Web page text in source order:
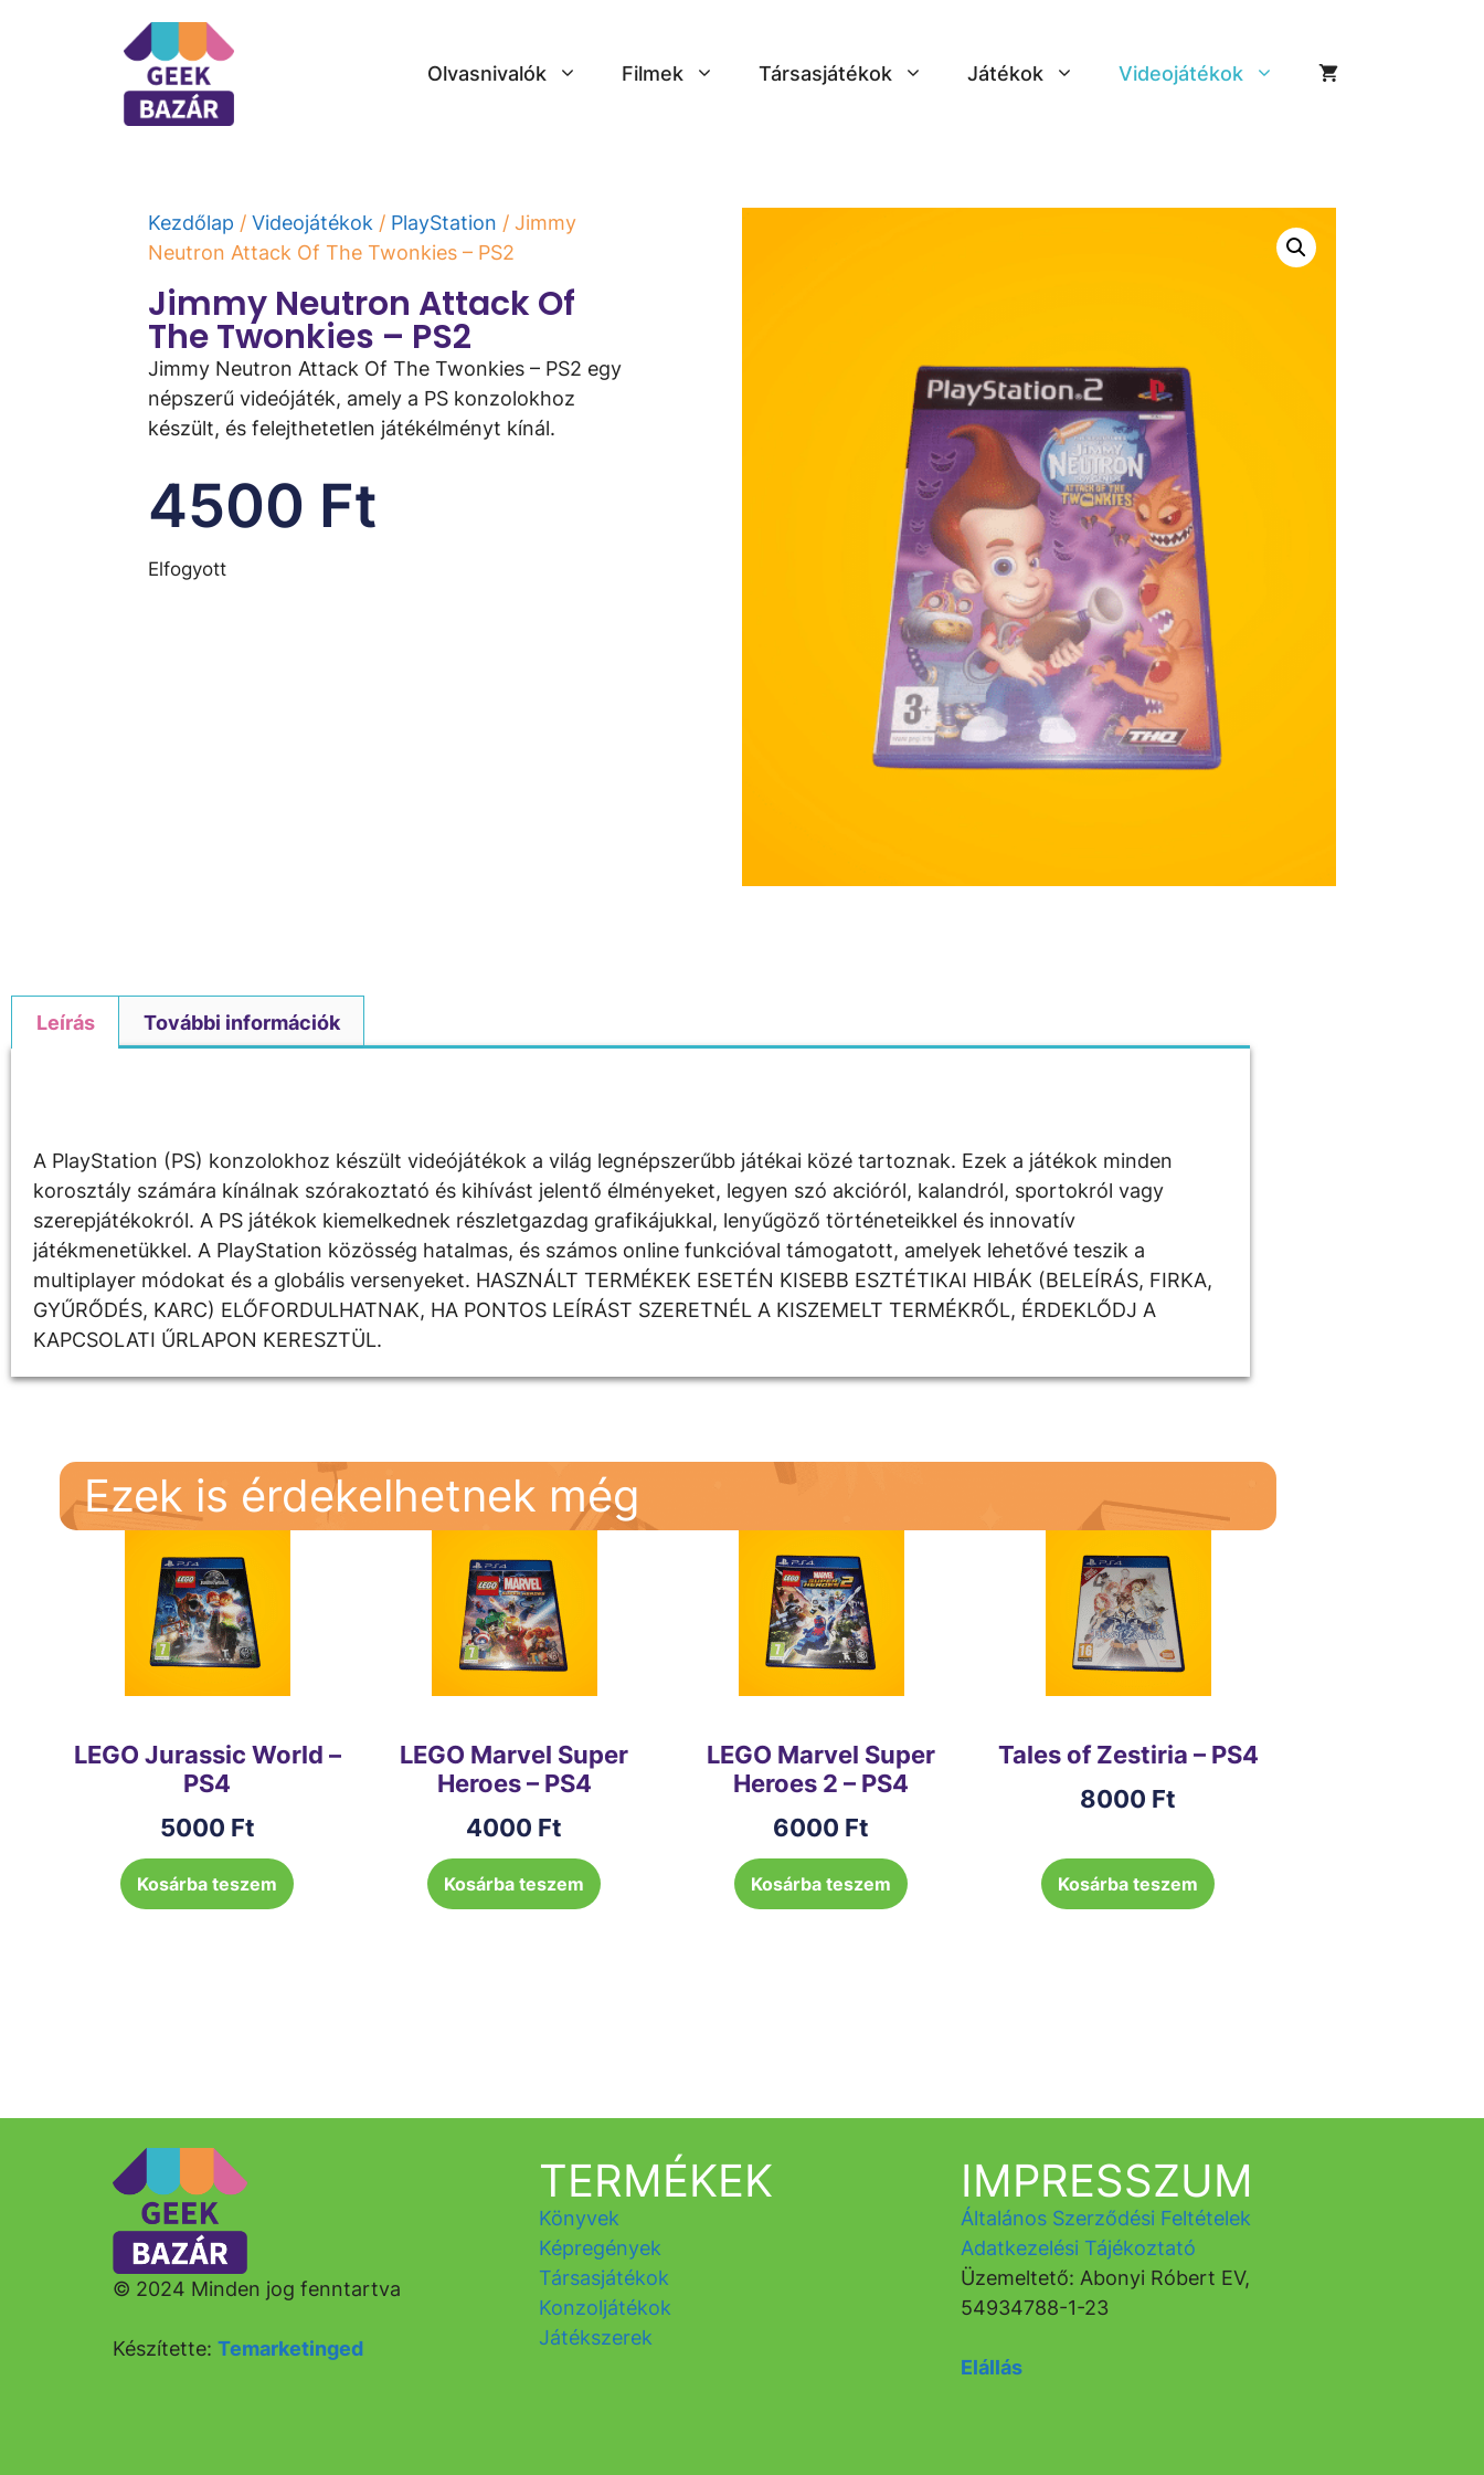
Olvasnivalók Filmek Társasjátékok Játékok Videojátékok
Kezdőlap /Videojátékok / PlayStation / Jimmy
Neutron Attack Of The Twonkies – PS2
Jimmy Neutron Attack Of
The Twonkies – PS2
Jimmy Neutron Attack Of The Twonkies – PS2 egy
népszerű videójáték, amely a PS konzolokhoz
készült, és felejthetetlen játékélményt kínál.
4500 Ft
Elfogyott
Leírás További információk
A PlayStation (PS) konzolokhoz készült videójátékok a világ legnépszerűbb játékai közé tartoznak. Ezek a játékok minden
korosztály számára kínálnak szórakoztató és kihívást jelentő élményeket, legyen szó akcióról, kalandról, sportokról vagy
szerepjátékokról. A PS játékok kiemelkednek részletgazdag grafikájukkal, lenyűgöző történeteikkel és innovatív
játékmenetükkel. A PlayStation közösség hatalmas, és számos online funkcióval támogatott, amelyek lehetővé teszik a
multiplayer módokat és a globális versenyeket. HASZNÁLT TERMÉKEK ESETÉN KISEBB ESZTÉTIKAI HIBÁK (BELEÍRÁS, FIRKA,
GYŰRŐDÉS, KARC) ELŐFORDULHATNAK, HA PONTOS LEÍRÁST SZERETNÉL A KISZEMELT TERMÉKRŐL, ÉRDEKLŐDJ A
KAPCSOLATI ŰRLAPON KERESZTÜL.
Ezek is érdekelhetnek még
LEGO Jurassic World –
PS4
5000 Ft
Kosárba teszem
LEGO Marvel Super
Heroes – PS4
4000 Ft
Kosárba teszem
LEGO Marvel Super
Heroes 2 – PS4
6000 Ft
Kosárba teszem
Tales of Zestiria – PS4
8000 Ft
Kosárba teszem
© 2024 Minden jog fenntartva
Készítette: Temarketinged
TERMÉKEK
Könyvek
Képregények
Társasjátékok
Konzoljátékok
Játékszerek
IMPRESSZUM
Általános Szerződési Feltételek
Adatkezelési Tájékoztató
Üzemeltető: Abonyi Róbert EV,
54934788-1-23
Elállás